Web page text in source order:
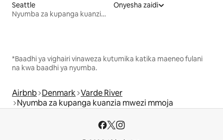
Seattle
Nyumba za kupanga kuanzia mwezi mmoja
Onyesha zaidi
*Baadhi ya vighairi vinaweza kutumika katika maeneo fulani
na kwa baadhi ya nyumba.
Airbnb Denmark Varde River
Nyumba za kupanga kuanzia mwezi mmoja